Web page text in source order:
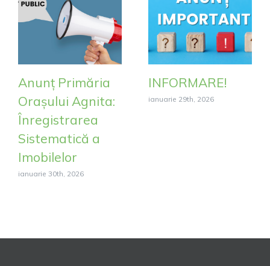
Anunț Primăria
Orașului Agnita:
Înregistrarea
Sistematică a
Imobilelor
ianuarie 30th, 2026
INFORMARE!
ianuarie 29th, 2026